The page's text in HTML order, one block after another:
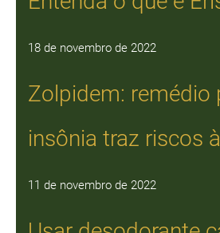
18 de novembro de 2022
Zolpidem: remédio
insônia traz riscos
11 de novembro de 2022